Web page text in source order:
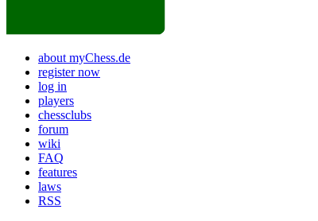
about myChess.de
register now
log in
players
chessclubs
forum
wiki
FAQ
features
laws
RSS